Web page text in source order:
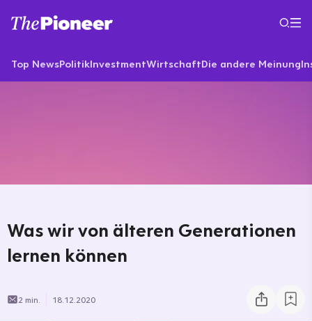
Top NewsPolitikInvestmentWirtschaftDie andere Meinung
Was wir von älteren Generationen
lernen können
2 min. 18.12.2020